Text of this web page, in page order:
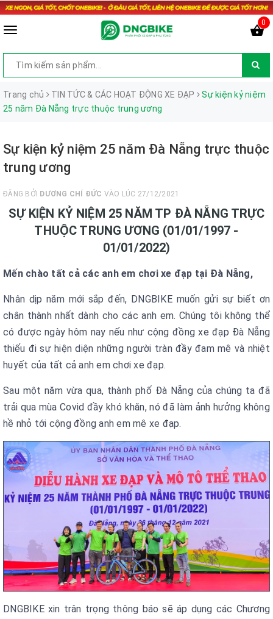
0
Trang chủ TIN TỨC & CÁC HOẠT ĐỘNG XE ĐẠP
Sự kiện kỷ niệm
25 năm Đà Nẵng trực thuộc trung ương
Sự kiện kỷ niệm 25 năm Đà Nẵng trực thuộc
trung ương
ĐĂNG BỞI DƯƠNG CHÍ ĐỨC VÀO LÚC 27/12/2021
SỰ KIỆN KỶ NIỆM 25 NĂM TP ĐÀ NẴNG TRỰC
THUỘC TRUNG ƯƠNG (01/01/1997 -
01/01/2022)
Mến chào tất cả các anh em chơi xe đạp tại Đà Nẵng,
Nhân dịp năm mới sắp đến, DNGBIKE muốn gửi sự biết ơn
chân thành nhất dành cho các anh em. Chúng tôi không thể
có được ngày hôm nay nếu như cộng đồng xe đạp Đà Nẵng
thiếu đi sự hiện diện những người tràn đầy đam mê và nhiệt
huyết của tất cả anh em chơi xe đạp.
Sau một năm vừa qua, thành phố Đà Nẵng của chúng ta đã
trải qua mùa Covid đầy khó khăn, nó đã làm ảnh hưởng không
hề nhỏ tới cộng đồng anh em mê xe đạp.
DNGBIKE xin trân trọng thông báo sẽ áp dụng các Chương